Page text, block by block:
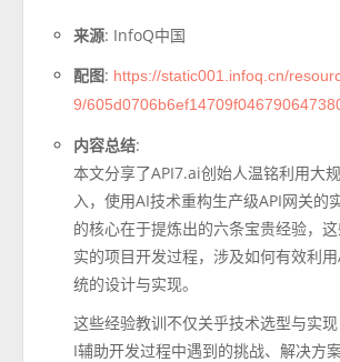
来源: InfoQ中国
配图: https://static001.infoq.cn/
9/
内容总结:
本文分享了API7.ai创始人温铭利用大
入，使用AI技术重构生产级API网关的
的核心在于提炼出的六条宝贵经验，
实的项目开发过程，涉及如何有效利
统的设计与实现。
这些经验教训不仅关乎技术选型与实
I辅助开发过程中遇到的挑战、解决方